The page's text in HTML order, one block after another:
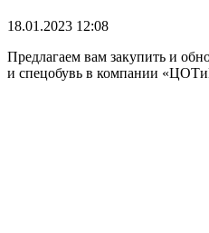
18.01.2023 12:08
Предлагаем вам закупить и
и спецобувь в компании